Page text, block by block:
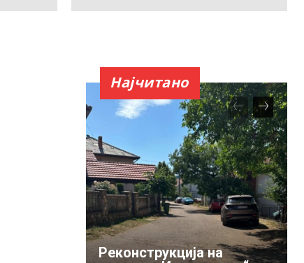
Најчитано
Реконструкција на